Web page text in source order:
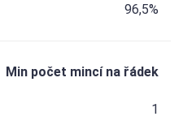
96,5%
Min počet mincí na řádek
1